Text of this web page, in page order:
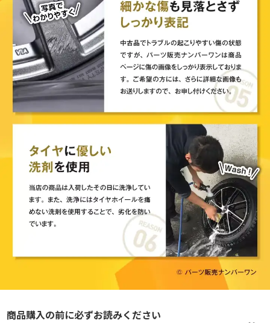
商品購入の前に必ずお読みください